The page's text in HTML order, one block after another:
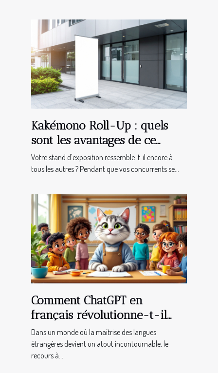
Kakémono Roll-Up : quels
sont les avantages de ce
support de communication ?
Votre stand d'exposition ressemble-t-il encore à
tous les autres ? Pendant que vos concurrents se...
Comment ChatGPT en
français révolutionne-t-il
l'apprentissage des langues ?
Dans un monde où la maîtrise des langues
étrangères devient un atout incontournable, le
recours à...